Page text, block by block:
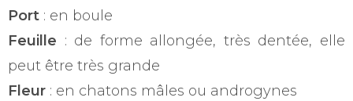
Port : en boule
Feuille : de forme allongée, très dentée, elle
peut être très grande
Fleur : en chatons mâles ou androgynes